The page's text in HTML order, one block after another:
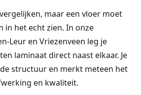
maar een vloer moet
in het echt zien. In onze
Leur en Vriezenveen leg je
laminaat direct naast elkaar. Je
structuur en merkt meteen het
en kwaliteit.